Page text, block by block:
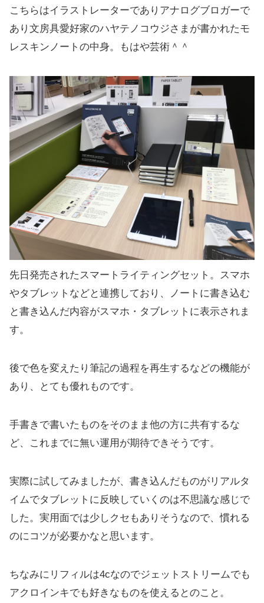
こちらはイラストレーターでありアナログブロガーで
あり文房具愛好家のハヤテノコウジさまが書かれたモ
レスキンノートの中身。もはや芸術＾＾
先日発売されたスマートライティングセット。スマホ
やタブレットなどと連携しており、ノートに書き込む
と書き込んだ内容がスマホ・タブレットに表示されま
す。
後で色を変えたり筆記の過程を再生するなどの機能が
あり、とても優れものです。
手書きで書いたものをそのまま他の方に共有するな
ど、これまでに無い運用が期待できそうです。
実際に試してみましたが、書き込んだものがリアルタ
イムでタブレットに反映していくのは不思議な感じで
した。実用面では少しクセもありそうなので、慣れる
のにコツが必要かなと思います。
ちなみにリフィルは4cなのでジェットストリームでも
アクロインキでも好きなものを使えるとのこと。